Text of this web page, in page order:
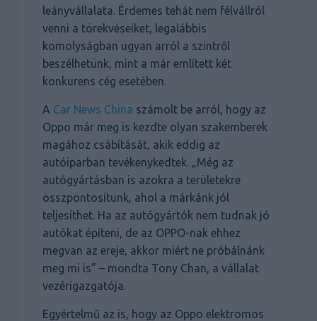
leányvállalata. Érdemes tehát nem félvállról
venni a törekvéseiket, legalábbis
komolyságban ugyan arról a szintről
beszélhetünk, mint a már említett két
konkurens cég esetében.
A Car News China számolt be arról, hogy az
Oppo már meg is kezdte olyan szakemberek
magához csábítását, akik eddig az
autóiparban tevékenykedtek. „Még az
autógyártásban is azokra a területekre
összpontosítunk, ahol a márkánk jól
teljesíthet. Ha az autógyártók nem tudnak jó
autókat építeni, de az OPPO-nak ehhez
megvan az ereje, akkor miért ne próbálnánk
meg mi is” – mondta Tony Chan, a vállalat
vezérigazgatója.
Egyértelmű az is, hogy az Oppo elektromos